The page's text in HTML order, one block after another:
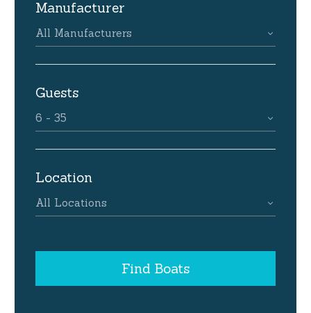
Manufacturer
All Manufacturers
Guests
6 - 35
Location
All Locations
Find Boats